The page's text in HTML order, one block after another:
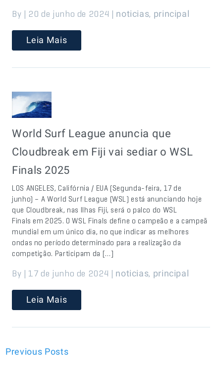
By | 20 de junho de 2024 | noticias, principal
Leia Mais
World Surf League anuncia que
Cloudbreak em Fiji vai sediar o WSL
Finals 2025
LOS ANGELES, Califórnia / EUA (Segunda-feira, 17 de
junho) – A World Surf League (WSL) está anunciando hoje
que Cloudbreak, nas Ilhas Fiji, será o palco do WSL
Finals em 2025. O WSL Finals define o campeão e a campeã
mundial em um único dia, no que indicar as melhores
ondas no período determinado para a realização da
competição. Participam da […]
By | 17 de junho de 2024 | noticias, principal
Leia Mais
Previous Posts